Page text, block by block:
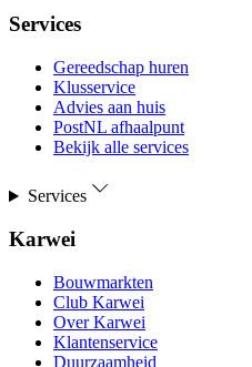
Services
Gereedschap huren
Klusservice
Advies aan huis
PostNL afhaalpunt
Bekijk alle services
Services
Karwei
Bouwmarkten
Club Karwei
Over Karwei
Klantenservice
Duurzaamheid